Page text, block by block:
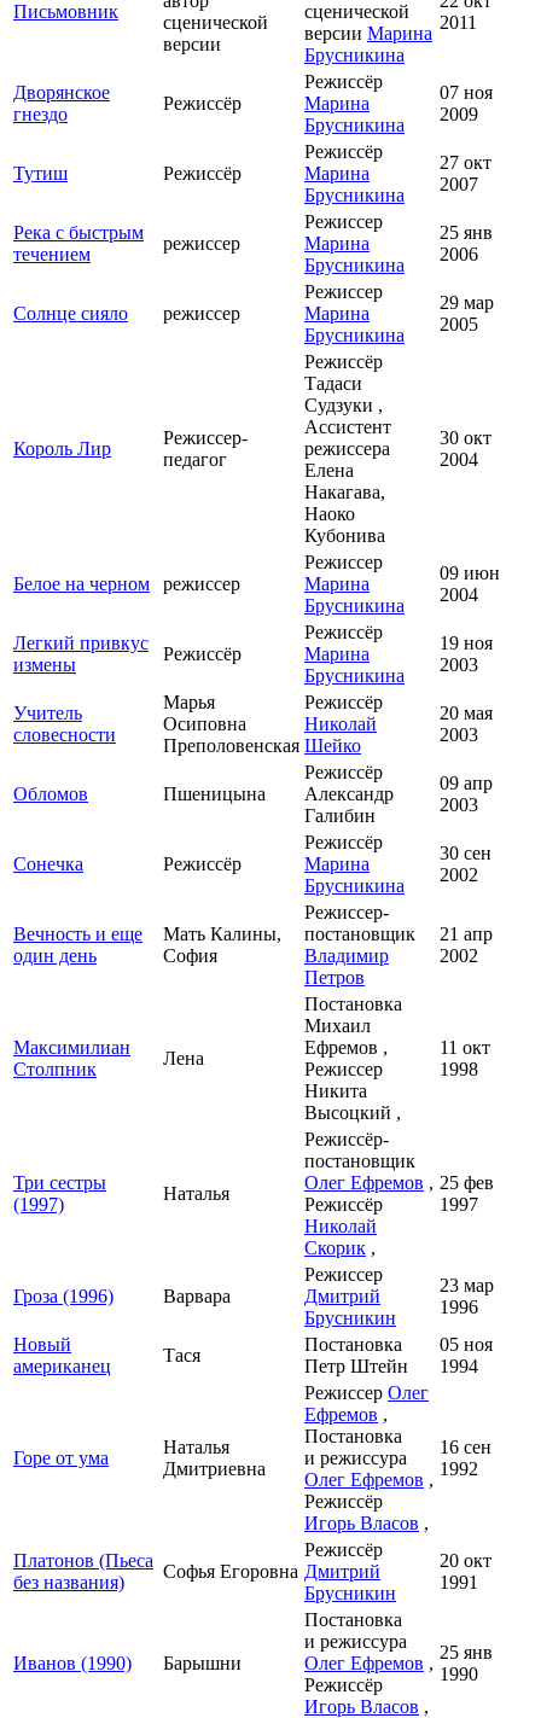
Письмовник
сценической
версии
сценической
версии Марина
Брусникина
2011
Дворянское
гнездо
Режиссёр
Режиссёр
Марина
Брусникина
07 ноя
2009
Тутиш Режиссёр
Режиссёр
Марина
Брусникина
27 окт
2007
Река с быстрым
течением
режиссер
Режиссер
Марина
Брусникина
25 янв
2006
Солнце сияло режиссер
Режиссер
Марина
Брусникина
29 мар
2005
Король Лир
Режиссер-
педагог
Режиссёр
Тадаси
Судзуки ,
Ассистент
режиссера
Елена
Накагава,
Наоко
Кубонива
30 окт
2004
Белое на черном режиссер
Режиссер
Марина
Брусникина
09 июн
2004
Легкий привкус
измены
Режиссёр
Режиссёр
Марина
Брусникина
19 ноя
2003
Учитель
словесности
Марья
Осиповна
Преполовенская
Режиссёр
Николай
Шейко
20 мая
2003
Обломов Пшеницына
Режиссёр
Александр
Галибин
09 апр
2003
Сонечка Режиссёр
Режиссёр
Марина
Брусникина
30 сен
2002
Вечность и еще
один день
Мать Калины,
София
Режиссер-
постановщик
Владимир
Петров
21 апр
2002
Максимилиан
Столпник
Лена
Постановка
Михаил
Ефремов ,
Режиссер
Никита
Высоцкий ,
11 окт
1998
Три сестры
(1997)
Наталья
Режиссёр-
постановщик
Олег Ефремов ,
Режиссёр
Николай
Скорик ,
25 фев
1997
Гроза (1996) Варвара
Режиссер
Дмитрий
Брусникин
23 мар
1996
Новый
американец
Тася
Постановка
Петр Штейн
05 ноя
1994
Горе от ума
Наталья
Дмитриевна
Режиссер Олег
Ефремов ,
Постановка
и режиссура
Олег Ефремов ,
Режиссёр
Игорь Власов ,
16 сен
1992
Платонов (Пьеса
без названия)
Софья Егоровна
Режиссёр
Дмитрий
Брусникин
20 окт
1991
Иванов (1990) Барышни
Постановка
и режиссура
Олег Ефремов ,
Режиссёр
Игорь Власов ,
25 янв
1990